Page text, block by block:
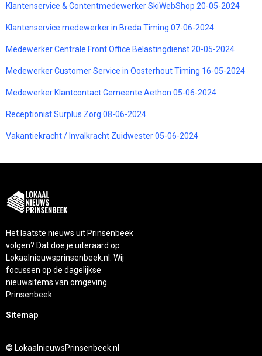
Klantenservice & Contentmedewerker SkiWebShop 20-05-2024
Klantenservice medewerker in Breda Timing 07-06-2024
Medewerker Centrale Front Office Belastingdienst 20-05-2024
Medewerker Customer Service in Oosterhout Timing 16-05-2024
Medewerker Klantcontact Gemeente Aethon 05-06-2024
Receptionist Surplus Zorg 08-06-2024
Vakantiekracht / Invalkracht Zuidwester 05-06-2024
Het laatste nieuws uit Prinsenbeek
volgen? Dat doe je uiteraard op
Lokaalnieuwsprinsenbeek.nl. Wij
focussen op de dagelijkse
nieuwsitems van omgeving
Prinsenbeek.
Sitemap
© LokaalnieuwsPrinsenbeek.nl